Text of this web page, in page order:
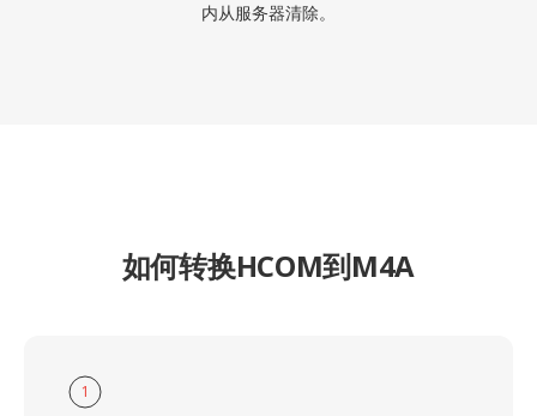
内从服务器清除。
如何转换HCOM到M4A
1